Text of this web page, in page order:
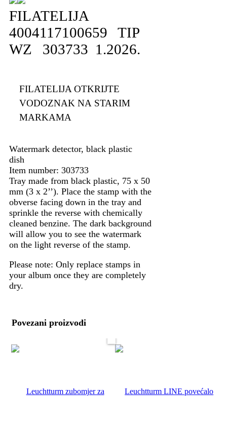
FILATELIJA
4004117100659 TIP
WZ 303733 1.2026.
FILATELIJA OTKRIJTE
VODOZNAK NA STARIM
MARKAMA
Watermark detector, black plastic
dish
Item number: 303733
Tray made from black plastic, 75 x 50
mm (3 x 2’’). Place the stamp with the
obverse facing down in the tray and
sprinkle the reverse with chemically
cleaned benzine. The dark background
will allow you to see the watermark
on the light reverse of the stamp.
Please note: Only replace stamps in
your album once they are completely
dry.
Povezani proizvodi